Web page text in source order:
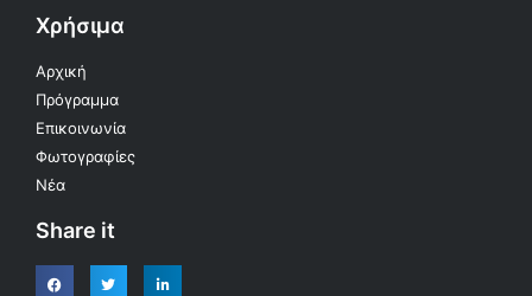
Χρήσιμα
Αρχική
Πρόγραμμα
Επικοινωνία
Φωτογραφίες
Νέα
Share it